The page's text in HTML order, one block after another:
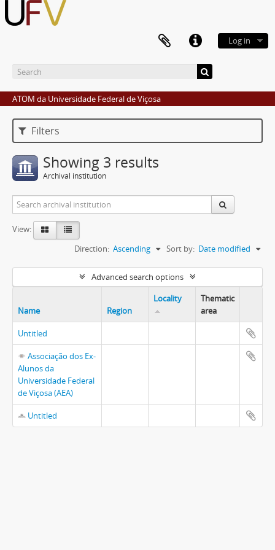
Log in
ATOM da Universidade Federal de Viçosa
Filters
Showing 3 results
Archival institution
View:
Sort by: Date modified
Direction: Ascending
Advanced search options
Name Region
Locality
Thematic
area
Untitled
Associação dos Ex-
Alunos da
Universidade Federal
de Viçosa (AEA)
Untitled